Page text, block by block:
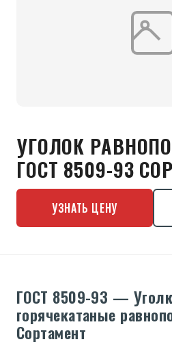
УГОЛОК
ГОСТ 8509-93
УЗНАТЬ ЦЕНУ
ГОСТ 8509-93 —
горячекатаные
Сортамент